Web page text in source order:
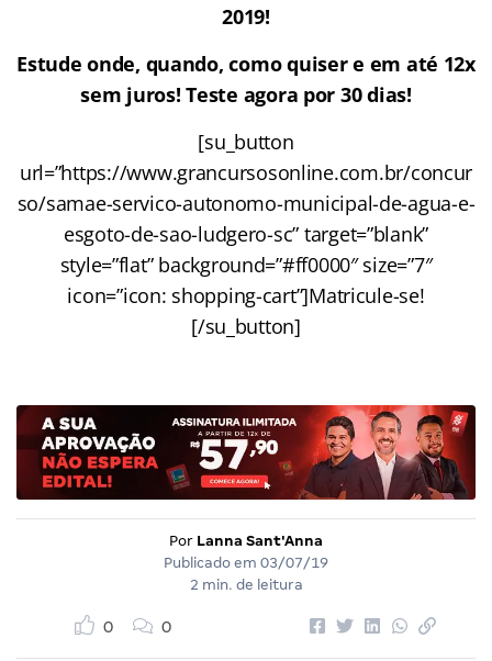
2019!
Estude onde, quando, como quiser e em até 12x
sem juros! Teste agora por 30 dias!
[su_button
url=”https://www.grancursosonline.com.br/concur
so/samae-servico-autonomo-municipal-de-agua-e-
esgoto-de-sao-ludgero-sc” target=”blank”
style=”flat” background=”#ff0000″ size=”7″
icon=”icon: shopping-cart”]Matricule-se!
[/su_button]
Por Lanna Sant'Anna
Publicado em 03/07/19
2 min. de leitura
0 0